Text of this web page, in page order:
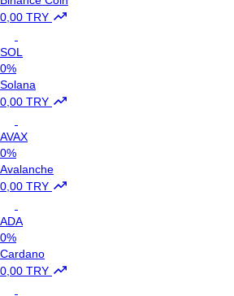
0,00 TRY
SOL
0%
Solana
0,00 TRY
AVAX
0%
Avalanche
0,00 TRY
ADA
0%
Cardano
0,00 TRY